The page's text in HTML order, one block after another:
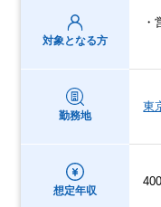
対象となる方
・
勤務地
東
想定年収